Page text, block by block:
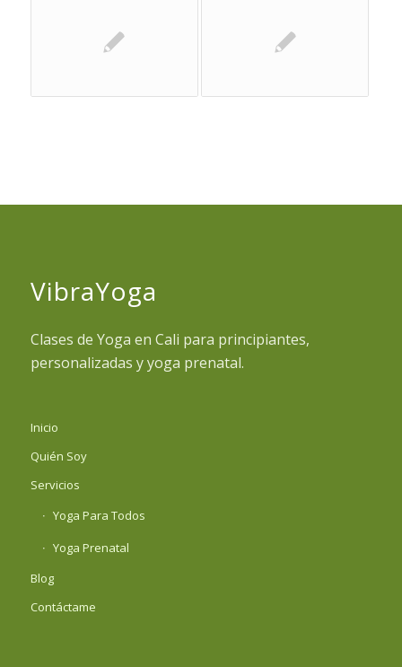
VibraYoga
Clases de Yoga en Cali para principiantes,
personalizadas y yoga prenatal.
Inicio
Quién Soy
Servicios
Yoga Para Todos
Yoga Prenatal
Blog
Contáctame